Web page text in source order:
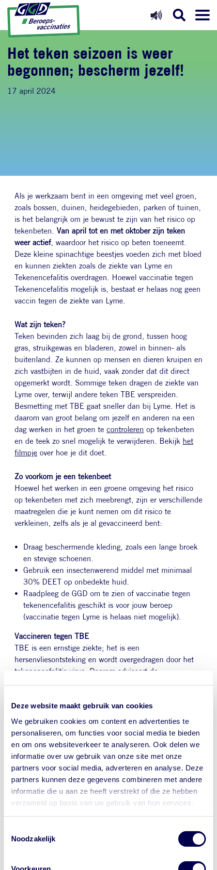
Deze website maakt gebruik van cookies
We gebruiken cookies om content en advertenties te
personaliseren, om functies voor social media te bieden
en om ons websiteverkeer te analyseren. Ook delen we
informatie over uw gebruik van onze site met onze
partners voor social media, adverteren en analyse. Deze
partners kunnen deze gegevens combineren met andere
informatie die u aan ze heeft verstrekt of die ze hebben
verzameld op basis van uw gebruik van hun services.
Noodzakelijk
Direct naar inhoud
Direct naar hoofdnavigatie
Direct naar zoekfunctie
Het teken seizoen is weer
begonnen; bescherm jezelf!
17 april 2024
Als je werkzaam bent in een omgeving met veel groen,
zoals bossen, duinen, heidegebieden, parken of tuinen,
is het belangrijk om je bewust te zijn van het risico op
tekenbeten. Van april tot en met oktober zijn teken
weer actief, waardoor het risico op beten toeneemt.
Deze kleine spinachtige beestjes voeden zich met bloed
en kunnen ziekten zoals de ziekte van Lyme en
Tekenencefalitis overdragen. Hoewel vaccinatie tegen
Tekenencefalitis mogelijk is, bestaat er helaas nog geen
vaccin tegen de ziekte van Lyme.
Wat zijn teken?
Teken bevinden zich laag bij de grond, tussen hoog
gras, struikgewas en bladeren, zowel in binnen- als
buitenland. Ze kunnen op mensen en dieren kruipen en
zich vastbijten in de huid, vaak zonder dat dit direct
opgemerkt wordt. Sommige teken dragen de ziekte van
Lyme over, terwijl andere teken TBE verspreiden.
Besmetting met TBE gaat sneller dan bij Lyme. Het is
daarom van groot belang om jezelf en anderen na een
dag werken in het groen te controleren op tekenbeten
en de teek zo snel mogelijk te verwijderen. Bekijk het
filmpje over hoe je dit doet.
Zo voorkom je een tekenbeet
Hoewel het werken in een groene omgeving het risico
op tekenbeten met zich meebrengt, zijn er verschillende
maatregelen die je kunt nemen om dit risico te
verkleinen, zelfs als je al gevaccineerd bent:
Draag beschermende kleding, zoals een lange broek
en stevige schoenen.
Gebruik een insectenwerend middel met minimaal
30% DEET op onbedekte huid.
Raadpleeg de GGD om te zien of vaccinatie tegen
tekenencefalitis geschikt is voor jouw beroep
(vaccinatie tegen Lyme is helaas niet mogelijk).
Vaccineren tegen TBE
TBE is een ernstige ziekte; het is een
hersenvliesontsteking en wordt overgedragen door het
tekenencefalitis-virus. Daarom adviseert de
Groenwerkers die regelmatig een tekenbeet
oplopen.
Laboratoriummedewerkers, die direct in aanraking
kunnen komen met het TBE-virus.
Het vaccin (FSME) is effectief en veilig. Het wordt al
jaren gebruikt in de landen waar TBE veel voorkomt.
Een basisserie bestaat uit drie vaccinaties in maand 0,
1, 6. De tweede vaccinatie geeft na ongeveer drie
weken al een vrij hoge (geen 100%) bescherming.
TBE-vaccinatie biedt geen bescherming tegen de ziekte